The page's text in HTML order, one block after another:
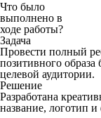
Что было
выполнено в
ходе работы?
Задача
Провести полный
позитивного
целевой аудитории.
Решение
Разработана
название, логотип